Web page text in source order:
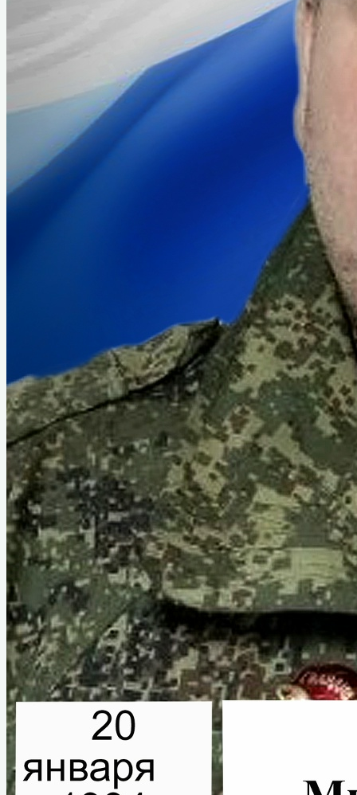
История Назарово
Руководители города
Почётные граждане
Первый почетный гражданин
Из истории комсомольской организации
Из истории пионерской организации
Декабрист Арбузов Антон Петрович
Абрамов Константин Кирикович
Борисенко Григорий Яковлевич
Голубев Георгий Гордеевич
Гусаров Григорий Андреевич
Донских Александр Иванович
Козаченко Алексей Константинович
Мурашов Павел Романович
Сухих Николай Алексеевич
Назаровский тыл в годы войны
Статьи о ветеранах
Книга памяти
Воспоминания ветеранов
Аудиовизуальный проект «Расскажи о
герое»
Информация
План мероприятий
Документы